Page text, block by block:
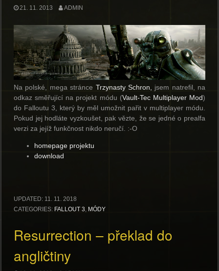
21. 11. 2013 ADMIN
Na polské, mega stránce Trzynasty Schron,
jsem natrefil, na
odkaz směřující na projekt módu (Vault-Tec Multiplayer Mod)
do Falloutu 3, který by měl umožnit pařit v multiplayer módu.
Pokud jej hodláte vyzkoušet, pak vězte, že se jedné o prealfa
verzi za jejíž funkčnost nikdo neručí. :-O
homepage projektu
download
UPDATED: 11. 11. 2018
CATEGORIES: FALLOUT 3 MÓDY
Resurrection – překlad do
angličtiny